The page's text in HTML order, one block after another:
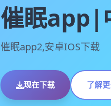
催眠app|
催眠app2,安卓IOS下载
现在下载 了解